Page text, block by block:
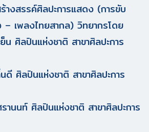
างสรรค์ศิลปะการแสดง (การขับ
เพลงไทยสากล) วิทยากรโดย
น ศิลปินแห่งชาติ สาขาศิลปะการ
ศิลปินแห่งชาติ สาขาศิลปะการ
านนท์ ศิลปินแห่งชาติ สาขาศิลปะการ